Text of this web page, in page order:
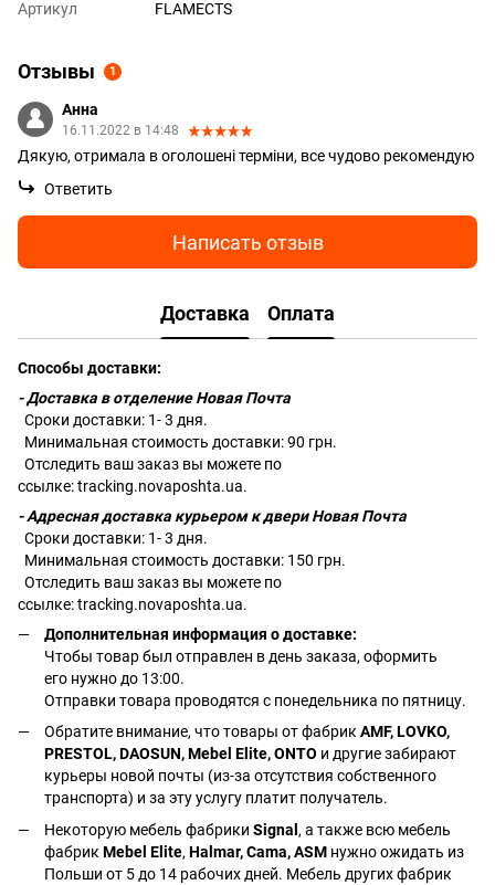
Артикул FLAMECTS
Отзывы 1
Анна
16.11.2022 в 14:48
Дякую, отримала в оголошені терміни, все чудово рекомендую
Ответить
Написать отзыв
Доставка Оплата
Способы доставки:
- Доставка в отделение Новая Почта
Сроки доставки: 1- 3 дня.
Минимальная стоимость доставки: 90 грн.
Отследить ваш заказ вы можете по
ссылке:tracking.novaposhta.ua.
- Адресная доставка курьером к двери Новая Почта
Сроки доставки: 1- 3 дня.
Минимальная стоимость доставки: 150 грн.
Отследить ваш заказ вы можете по
ссылке:tracking.novaposhta.ua.
Дополнительная информация о доставке:
Чтобы товар был отправлен в день заказа, оформить
его нужно до 13:00.
Отправки товара проводятся с понедельника по пятницу.
Обратите внимание, что товары от фабрикAMF, LOVKO,
PRESTOL, DAOSUN, Mebel Elite, ONTO и другие забирают
курьеры новой почты (из-за отсутствия собственного
транспорта) и за эту услугу платит получатель.
Некоторую мебель фабрики Signal , а также всю мебель
фабрик Mebel Elite, Halmar, Cama, ASM нужно ожидать из
Польши от 5 до 14 рабочих дней. Мебель других фабрик